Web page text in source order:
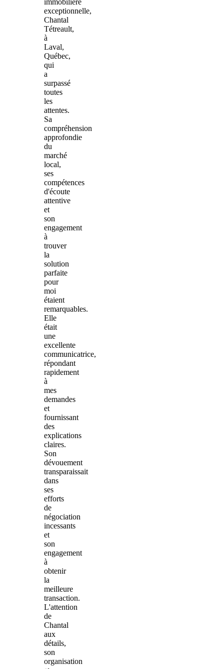
immobilière
exceptionnelle,
Chantal
Tétreault,
à
Laval,
Québec,
qui
a
surpassé
toutes
les
attentes.
Sa
compréhension
approfondie
du
marché
local,
ses
compétences
d'écoute
attentive
et
son
engagement
à
trouver
la
solution
parfaite
pour
moi
étaient
remarquables.
Elle
était
une
excellente
communicatrice,
répondant
rapidement
à
mes
demandes
et
fournissant
des
explications
claires.
Son
dévouement
transparaissait
dans
ses
efforts
de
négociation
incessants
et
son
engagement
à
obtenir
la
meilleure
transaction.
L'attention
de
Chantal
aux
détails,
son
organisation